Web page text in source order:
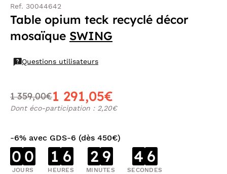
Ref. 30044642
Table opium teck recyclé décor
mosaïque SWING
Questions utilisateurs
1 359,00€1 291,05€
Dont éco-participation : 2,20€
-6% avec GDS-6 (dès 450€)
0 0
JOURS
1 6
HEURES
2 9
MINUTES
4 6
SECONDES